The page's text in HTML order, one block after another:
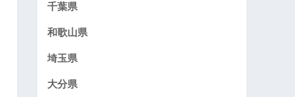
千葉県
和歌山県
埼玉県
大分県